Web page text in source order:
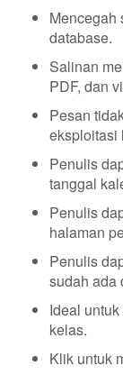
Mencegah
database.
Salinan
PDF, dan
Pesan
eksploitasi
Penulis
tanggal
Penulis
halaman
Penulis
sudah ada
Ideal
kelas.
Klik untuk